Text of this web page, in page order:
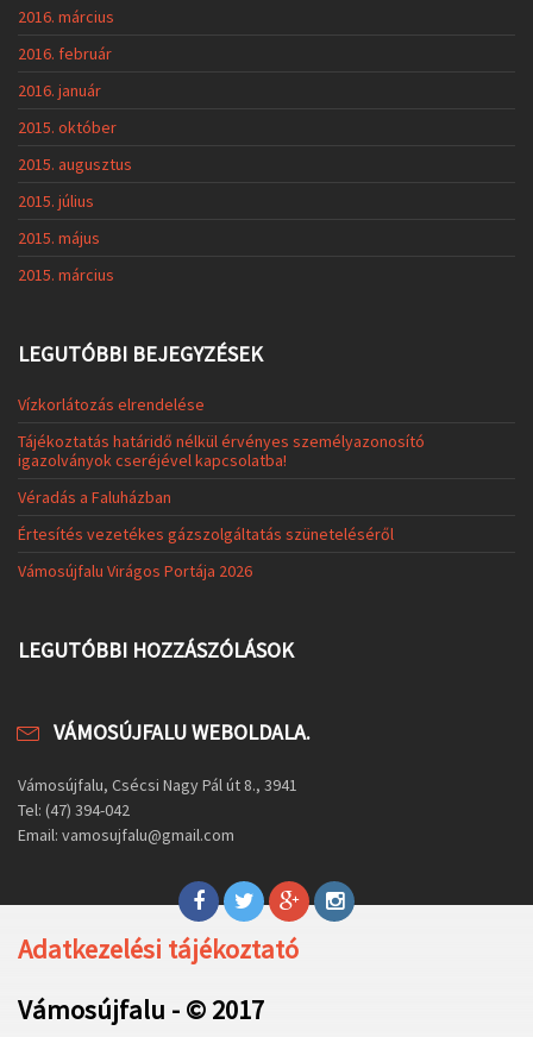
2016. március
2016. február
2016. január
2015. október
2015. augusztus
2015. július
2015. május
2015. március
LEGUTÓBBI BEJEGYZÉSEK
Vízkorlátozás elrendelése
Tájékoztatás határidő nélkül érvényes személyazonosító
igazolványok cseréjével kapcsolatba!
Véradás a Faluházban
Értesítés vezetékes gázszolgáltatás szüneteléséről
Vámosújfalu Virágos Portája 2026
LEGUTÓBBI HOZZÁSZÓLÁSOK
VÁMOSÚJFALU WEBOLDALA.
Vámosújfalu, Csécsi Nagy Pál út 8., 3941
Tel: (47) 394-042
Email: vamosujfalu@gmail.com
Adatkezelési tájékoztató
Vámosújfalu - © 2017